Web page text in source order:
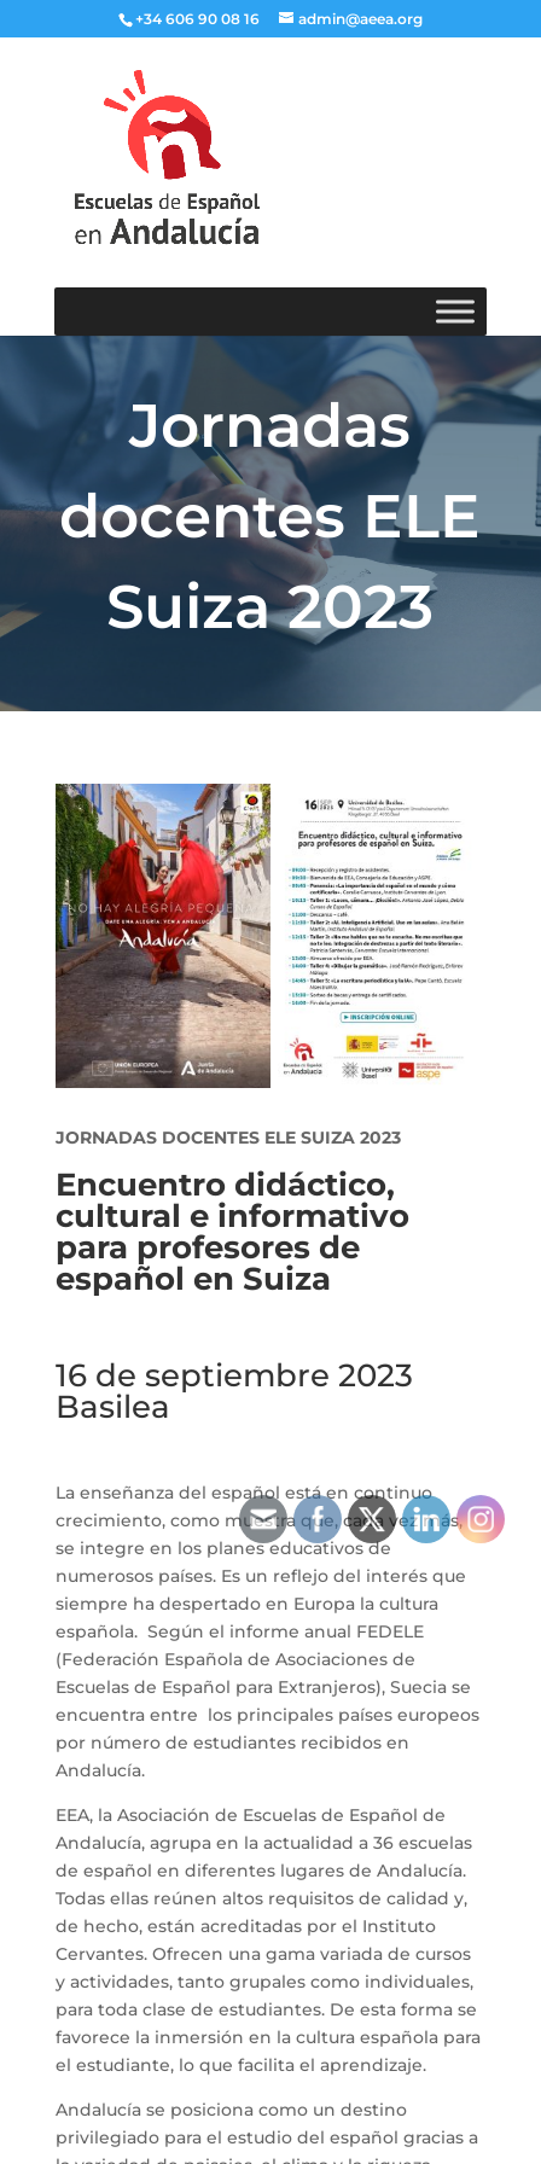
+34 606 90 08 16 admin@aeea.org
Jornadas
docentes ELE
Suiza 2023
JORNADAS DOCENTES ELE SUIZA 2023
Encuentro didáctico,
cultural e informativo
para profesores de
español en Suiza
16 de septiembre 2023
Basilea
La enseñanza del español está en continuo
crecimiento, como muestra que, cada vez más,
se integre en los planes educativos de
numerosos países. Es un reflejo del interés que
siempre ha despertado en Europa la cultura
española. Según el informe anual FEDELE
(Federación Española de Asociaciones de
Escuelas de Español para Extranjeros), Suecia se
encuentra entre los principales países europeos
por número de estudiantes recibidos en
Andalucía.
EEA, la Asociación de Escuelas de Español de
Andalucía, agrupa en la actualidad a 36 escuelas
de español en diferentes lugares de Andalucía.
Todas ellas reúnen altos requisitos de calidad y,
de hecho, están acreditadas por el Instituto
Cervantes. Ofrecen una gama variada de cursos
y actividades, tanto grupales como individuales,
para toda clase de estudiantes. De esta forma se
favorece la inmersión en la cultura española para
el estudiante, lo que facilita el aprendizaje.
Andalucía se posiciona como un destino
privilegiado para el estudio del español gracias a